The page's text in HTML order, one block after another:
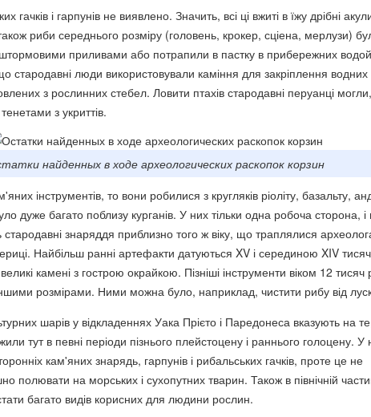
гачків і гарпунів не виявлено. Значить, всі ці вжиті в їжу дрібні
риби середнього розміру (головень, крокер, сціена, мерлузи)
приливами або потрапили в пастку в прибережних
стародавні люди використовували каміння для закріплення водних
з рослинних стебел. Ловити птахів стародавні перуанці
з укриттів.
найденных в ходе археологических раскопок корзин
інструментів, то вони робилися з кругляків ріоліту, базальту,
дуже багато поблизу курганів. У них тільки одна робоча сторона, і
знаряддя приблизно того ж віку, що траплялися
Найбільш ранні артефакти датуються XV і серединою XIV
камені з гострою окрайкою. Пізніші інструменти віком 12 тисяч
розмірами. Ними можна було, наприклад, чистити рибу від
шарів у відкладеннях Уака Прієто і Паредонеса вказують на
тут в певні періоди пізнього плейстоцену і раннього голоцену. У
кам'яних знарядь, гарпунів і рибальських гачків, проте це не
полювати на морських і сухопутних тварин. Також в північній
багато видів корисних для людини рослин.